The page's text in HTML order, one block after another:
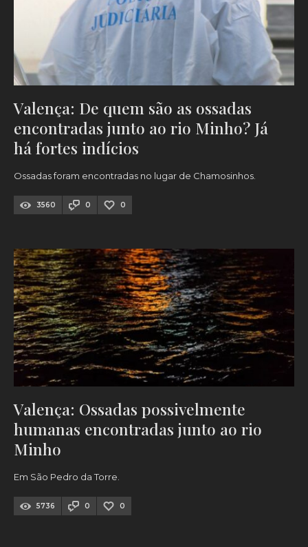
Valença: De quem são as ossadas
encontradas junto ao rio Minho? Já
há fortes indícios
Ossadas foram encontradas no lugar de Chamosinhos.
3560 0 0
Valença: Ossadas possivelmente
humanas encontradas junto ao rio
Minho
Em São Pedro da Torre.
5736 0 0